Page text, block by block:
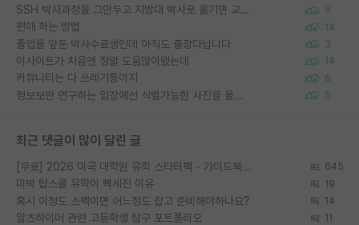
SSH 박사과정을 그만두고 지방대 박사로 옮기면 교수의 꿈은 끝일까요? 9
편애 하는 방법 14
졸업을 앞둔 박사수료생인데 아직도 출장다닙니다 3
이사이트가 처음엔 정말 도움많이됐는데 14
커뮤니티는 다 쓰레기통이지 6
정보보안 연구하는 입장에선 식별가능한 사진을 올리는건 비추이긴함 5
최근 댓글이 많이 달린 글
[무료] 2026 미국 대학원 유학 스타터팩 - 가이드북 & 합격자 컨택메일 템플릿 645
미박 탑스쿨 유학이 빡세진 이유 19
혹시 이정도 스펙이면 어느정도 잡고 준비해야하나요? 14
알츠하이머 관련 고등학생 탐구 포트폴리오 11